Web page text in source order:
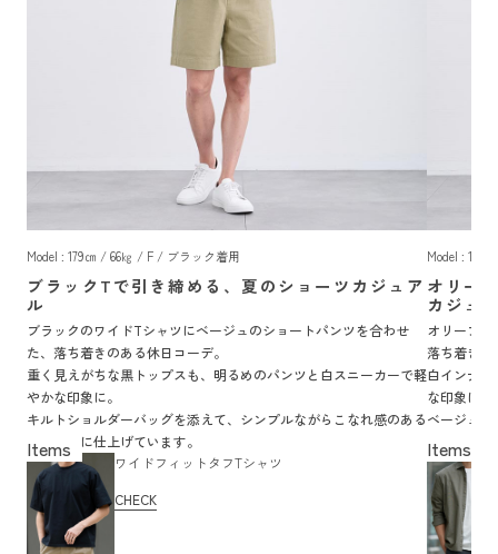
Model : 179㎝ / 66㎏ / F / ブラック着用
ブラックTで引き締める、夏のショーツカジュア
ル
ブラックのワイドTシャツにベージュのショートパンツを合わせ
た、落ち着きのある休日コーデ。
重く見えがちな黒トップスも、明るめのパンツと白スニーカーで軽
やかな印象に。
キルトショルダーバッグを添えて、シンプルながらこなれ感のある
着こなしに仕上げています。
ワイドフィットタフTシャツ
CHECK
Model : 179
オリー
カジュ
オリーブ
落ち着きの
白インナ
な印象に。
ベージュ
かさのあ